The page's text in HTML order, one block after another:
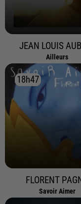
JEAN LOUIS
Ailleurs
18h47
18h47
FLORENT
Savoir Aimer